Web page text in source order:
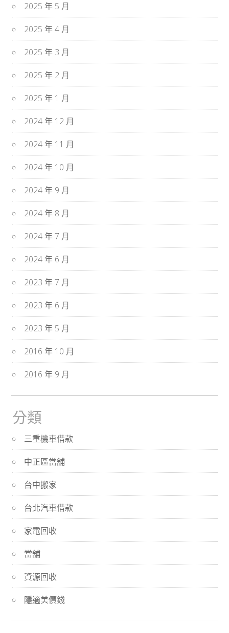
2025 年 5 月
2025 年 4 月
2025 年 3 月
2025 年 2 月
2025 年 1 月
2024 年 12 月
2024 年 11 月
2024 年 10 月
2024 年 9 月
2024 年 8 月
2024 年 7 月
2024 年 6 月
2023 年 7 月
2023 年 6 月
2023 年 5 月
2016 年 10 月
2016 年 9 月
分類
三重機車借款
中正區當舖
台中搬家
台北汽車借款
家電回收
當舖
資源回收
隱適美價錢